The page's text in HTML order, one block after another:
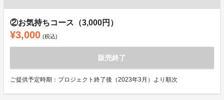
②お気持ちコース（3,000円）
¥3,000 (税込)
販売終了
ご提供予定時期：プロジェクト終了後（2023年3月）より順次